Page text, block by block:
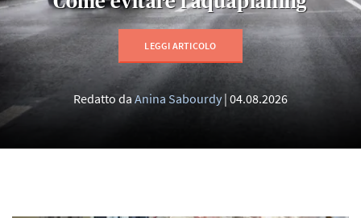
LEGGI ARTICOLO
Redatto daAnina Sabourdy 04.08.2026